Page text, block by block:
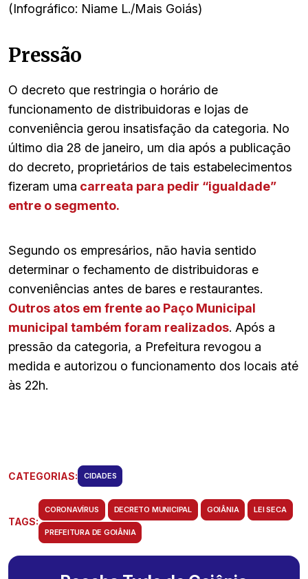
(Infográfico: Niame L./Mais Goiás)
Pressão
O decreto que restringia o horário de
funcionamento de distribuidoras e lojas de
conveniência gerou insatisfação da categoria. No
último dia 28 de janeiro, um dia após a publicação
do decreto, proprietários de tais estabelecimentos
fizeram uma carreata para pedir “igualdade”
entre o segmento.
Segundo os empresários, não havia sentido
determinar o fechamento de distribuidoras e
conveniências antes de bares e restaurantes.
Outros atos em frente ao Paço Municipal
municipal também foram realizados. Após a
pressão da categoria, a Prefeitura revogou a
medida e autorizou o funcionamento dos locais até
às 22h.
CATEGORIAS: CIDADES
TAGS:
CORONAVÍRUS DECRETO MUNICIPAL GOIÂNIA LEI SECA
PREFEITURA DE GOIÂNIA